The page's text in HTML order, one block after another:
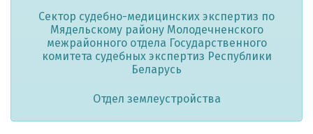
Сектор судебно-медицинских экспертиз по
Мядельскому району Молодечненского
межрайонного отдела Государственного
комитета судебных экспертиз Республики
Беларусь
Отдел землеустройства